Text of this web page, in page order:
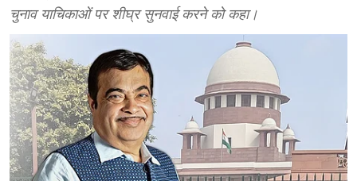
चुनाव याचिकाओं पर शीघ्र सुनवाई करने को कहा।